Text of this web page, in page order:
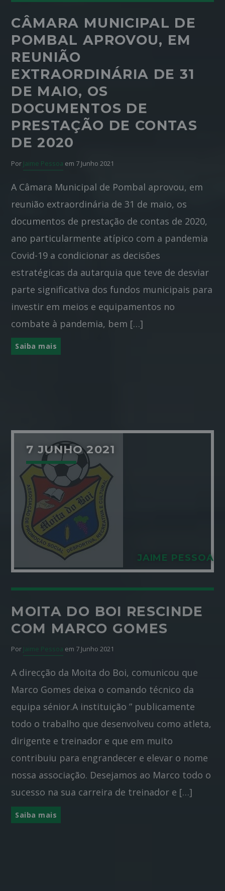
CÂMARA MUNICIPAL DE
POMBAL APROVOU, EM
REUNIÃO
EXTRAORDINÁRIA DE 31
DE MAIO, OS
DOCUMENTOS DE
PRESTAÇÃO DE CONTAS
DE 2020
Por Jaime Pessoa em 7 Junho 2021
A Câmara Municipal de Pombal aprovou, em
reunião extraordinária de 31 de maio, os
documentos de prestação de contas de 2020,
ano particularmente atípico com a pandemia
Covid-19 a condicionar as decisões
estratégicas da autarquia que teve de desviar
parte significativa dos fundos municipais para
investir em meios e equipamentos no
combate à pandemia, bem […]
Saiba mais
7 JUNHO 2021
JAIME PESSOA
MOITA DO BOI RESCINDE
COM MARCO GOMES
Por Jaime Pessoa em 7 Junho 2021
A direcção da Moita do Boi, comunicou que
Marco Gomes deixa o comando técnico da
equipa sénior.A instituição ” publicamente
todo o trabalho que desenvolveu como atleta,
dirigente e treinador e que em muito
contribuiu para engrandecer e elevar o nome
nossa associação. Desejamos ao Marco todo o
sucesso na sua carreira de treinador e […]
Saiba mais